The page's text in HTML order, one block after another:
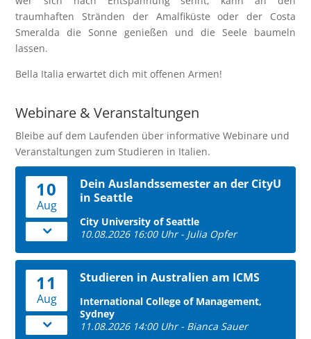
traumhaften Stränden der Amalfiküste oder der Costa
Smeralda die Sonne genießen und die Seele baumeln
lassen.
Bella Italia erwartet dich mit offenen Armen!
Webinare & Veranstaltungen
Bleibe auf dem Laufenden über informative Webinare und
Veranstaltungen zum Studieren in Italien.
Dein Auslandssemester an der CityU
in Seattle
City University of Seattle
10.08.2026 16:00 Uhr - Julia Opfer
10
Aug
Studieren in Australien am ICMS
International College of Management,
Sydney
11.08.2026 14:00 Uhr - Bianca Sauer
11
Aug